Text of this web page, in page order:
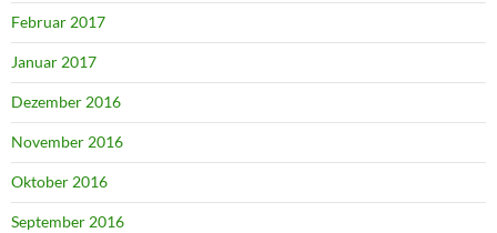
Februar 2017
Januar 2017
Dezember 2016
November 2016
Oktober 2016
September 2016